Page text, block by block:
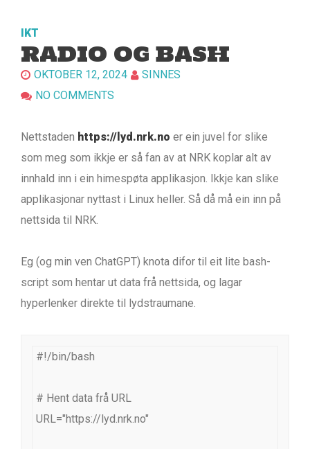
IKT
RADIO OG BASH
OKTOBER 12, 2024
SINNES
NO COMMENTS
Nettstaden https://lyd.nrk.no er ein juvel for slike
som meg som ikkje er så fan av at NRK koplar alt av
innhald inn i ein himespøta applikasjon. Ikkje kan slike
applikasjonar nyttast i Linux heller. Så då må ein inn på
nettsida til NRK.
Eg (og min ven ChatGPT) knota difor til eit lite bash-
script som hentar ut data frå nettsida, og lagar
hyperlenker direkte til lydstraumane.
#!/bin/bash
# Hent data frå URL
URL="https://lyd.nrk.no"